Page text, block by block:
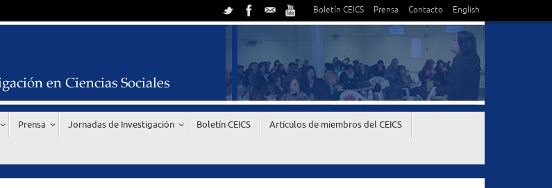
Boletín CEICS Prensa Contacto English
Prensa Jornadas de Investigación Boletín CEICS Artículos de miembros del CEICS